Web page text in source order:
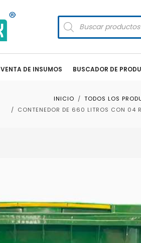
Búsqueda
de
productos
VENTA DE INSUMOS BUSCADOR DE
INICIO TODOS LOS
CONTENEDOR DE 660 LITROS CON 04